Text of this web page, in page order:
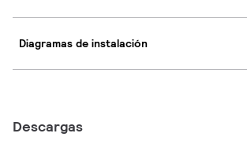
Diagramas de instalación
Descargas